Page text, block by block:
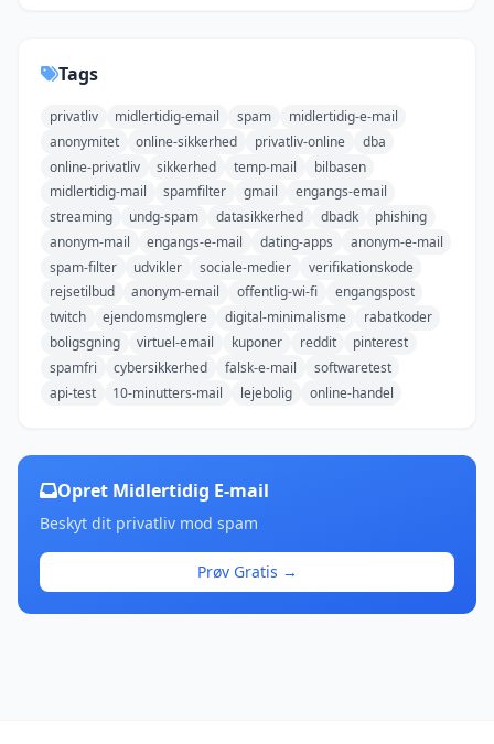
Tags
privatliv midlertidig-email spam
midlertidig-e-mail
anonymitet
online-sikkerhed privatliv-online
dba
online-privatliv
sikkerhed temp-mail
bilbasen
midlertidig-mail
spamfilter gmail
engangs-email
streaming
undg-spam datasikkerhed dbadk
phishing
anonym-mail
engangs-e-mail dating-apps
anonym-e-mail
spam-filter
udvikler sociale-medier
verifikationskode
rejsetilbud
anonym-email offentlig-wi-fi
engangspost
twitch
ejendomsmglere digital-minimalisme
rabatkoder
boligsgning
virtuel-email kuponer reddit
pinterest
spamfri
cybersikkerhed falsk-e-mail
softwaretest
api-test
10-minutters-mail lejebolig online-handel
Opret Midlertidig E-mail
Beskyt dit privatliv mod spam
Prøv Gratis →